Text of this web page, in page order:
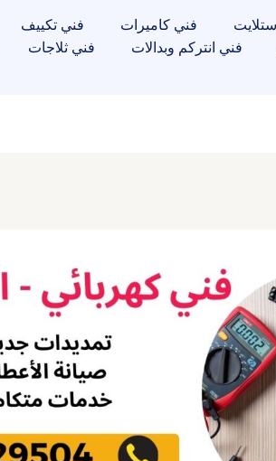
فني كاميرات فني تكييف
فني انتركم وبدالات فني ثلاجات